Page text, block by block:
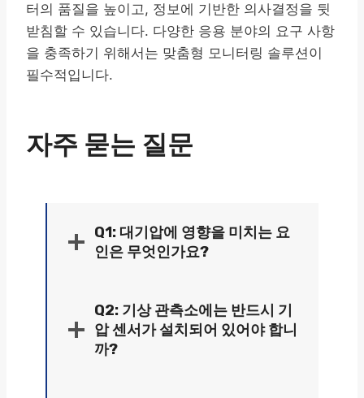
터의 품질을 높이고, 정보에 기반한 의사결정을 뒷
받침할 수 있습니다. 다양한 응용 분야의 요구 사항
을 충족하기 위해서는 맞춤형 모니터링 솔루션이
필수적입니다.
자주 묻는 질문
Q1: 대기압에 영향을 미치는 요
인은 무엇인가요?
Q2: 기상 관측소에는 반드시 기
압 센서가 설치되어 있어야 합니
까?